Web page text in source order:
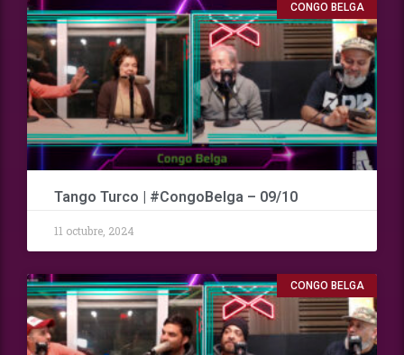
CONGO BELGA
Tango Turco | #CongoBelga – 09/10
11 octubre, 2024
CONGO BELGA